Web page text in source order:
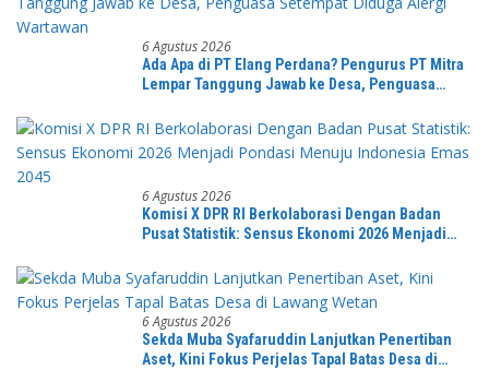
6 Agustus 2026
Ada Apa di PT Elang Perdana? Pengurus PT Mitra
Lempar Tanggung Jawab ke Desa, Penguasa
6 Agustus 2026
Komisi X DPR RI Berkolaborasi Dengan Badan
Pusat Statistik: Sensus Ekonomi 2026 Menjadi
6 Agustus 2026
Sekda Muba Syafaruddin Lanjutkan Penertiban
Aset, Kini Fokus Perjelas Tapal Batas Desa di